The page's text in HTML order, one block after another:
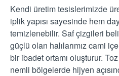
Kendi üretim tesislerimizde
iplik yapısı sayesinde hem
temizlenebilir. Saf çizgileri
güçlü olan halılarımız cami
bir ibadet ortamı oluşturur.
nemli bölgelerde hijyen